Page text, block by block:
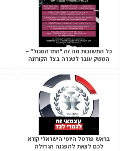
כל התשובות מה זה “התו הסגול” –
המשק עובר לשגרה בצל הקורונה
בראש פורטל היופי הישראלי קורא
לכם לצאת להפגנה הגדולה